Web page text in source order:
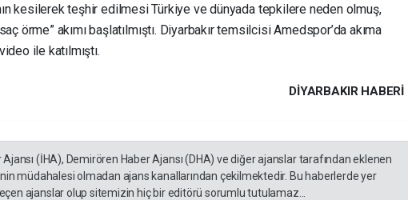
kesilerek teşhir edilmesi Türkiye ve dünyada tepkilere neden olmuş,
örme” akımı başlatılmıştı. Diyarbakır temsilcisi Amedspor’da akıma
ile katılmıştı.
DIYARBAKIR HABERİ
(İHA), Demirören Haber Ajansı (DHA) ve diğer ajanslar tarafından eklenen
müdahalesi olmadan ajans kanallarından çekilmektedir. Bu haberlerde yer
ajanslar olup sitemizin hiç bir editörü sorumlu tutulamaz...